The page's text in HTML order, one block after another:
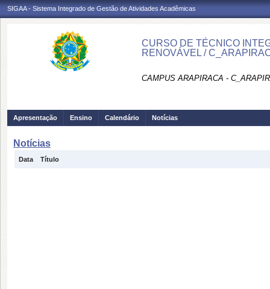
SIGAA - Sistema Integrado de Gestão de Atividades Acadêmicas
CURSO DE TÉCNICO
RENOVÁVEL /
CAMPUS ARAPIRACA -
Apresentação Ensino Calendário Notícias
Notícias
Data Título